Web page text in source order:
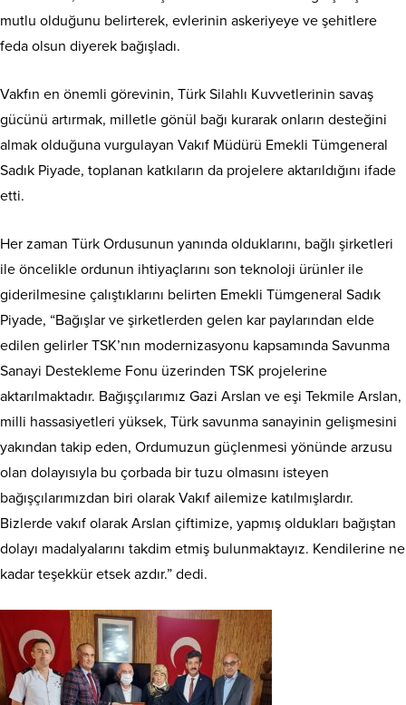
mutlu olduğunu belirterek, evlerinin askeriyeye ve şehitlere
feda olsun diyerek bağışladı.
Vakfın en önemli görevinin, Türk Silahlı Kuvvetlerinin savaş
gücünü artırmak, milletle gönül bağı kurarak onların desteğini
almak olduğuna vurgulayan Vakıf Müdürü Emekli Tümgeneral
Sadık Piyade, toplanan katkıların da projelere aktarıldığını ifade
etti.
Her zaman Türk Ordusunun yanında olduklarını, bağlı şirketleri
ile öncelikle ordunun ihtiyaçlarını son teknoloji ürünler ile
giderilmesine çalıştıklarını belirten Emekli Tümgeneral Sadık
Piyade, “Bağışlar ve şirketlerden gelen kar paylarından elde
edilen gelirler TSK’nın modernizasyonu kapsamında Savunma
Sanayi Destekleme Fonu üzerinden TSK projelerine
aktarılmaktadır. Bağışçılarımız Gazi Arslan ve eşi Tekmile Arslan,
milli hassasiyetleri yüksek, Türk savunma sanayinin gelişmesini
yakından takip eden, Ordumuzun güçlenmesi yönünde arzusu
olan dolayısıyla bu çorbada bir tuzu olmasını isteyen
bağışçılarımızdan biri olarak Vakıf ailemize katılmışlardır.
Bizlerde vakıf olarak Arslan çiftimize, yapmış oldukları bağıştan
dolayı madalyalarını takdim etmiş bulunmaktayız. Kendilerine ne
kadar teşekkür etsek azdır.” dedi.